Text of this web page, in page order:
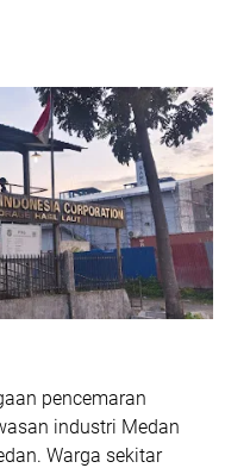
pencemaran
industri Medan
Warga sekitar